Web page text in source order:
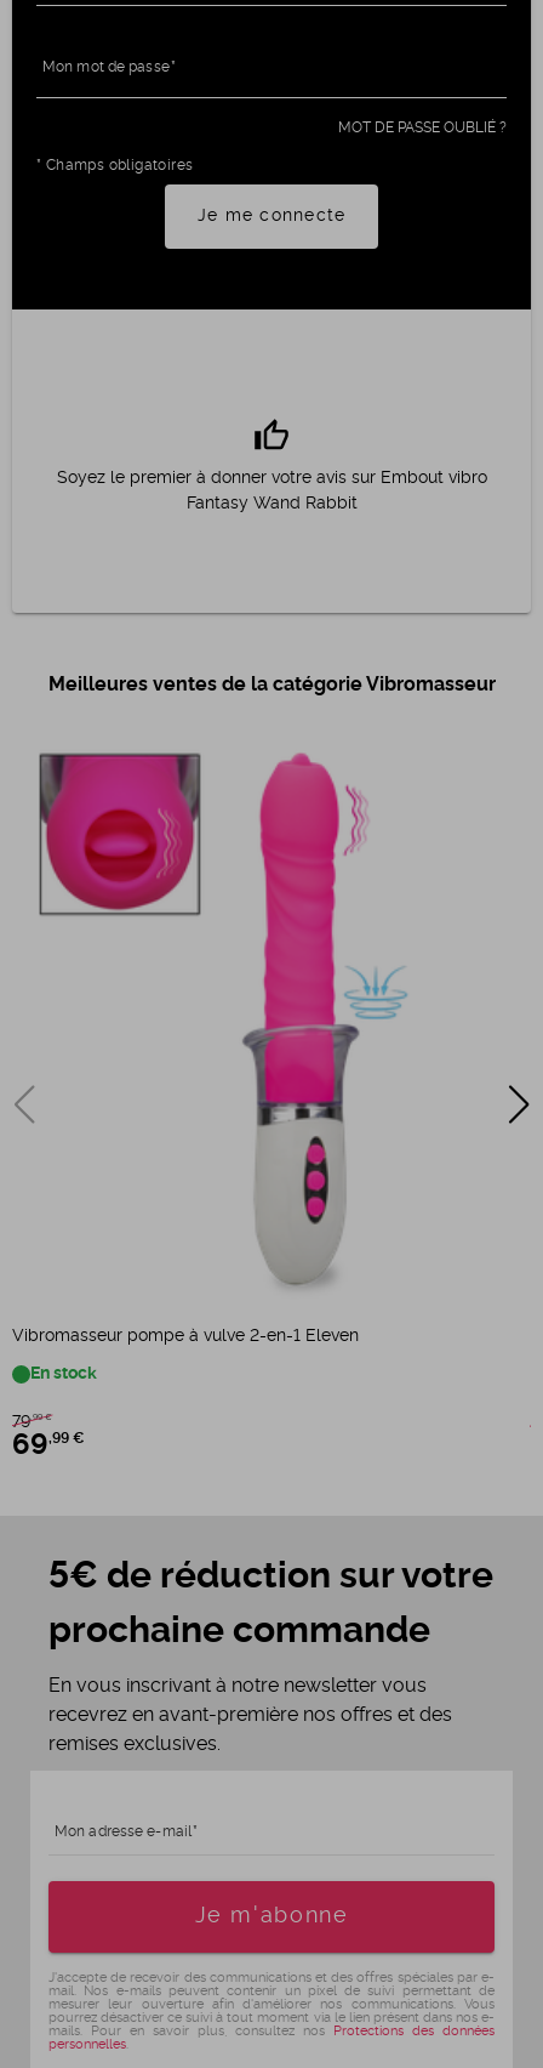
* Champs obligatoires
Mon mot de passe
MOT DE PASSE OUBLIÉ ?
Je me connecte
thumb_up
Soyez le premier à donner votre avis sur Embout vibro
Fantasy Wand Rabbit
Meilleures ventes de la catégorie Vibromasseur
Vibromasseur pompe à vulve 2-en-1 Eleven
En stock
79 ,99 €
69,99 €
5€ de réduction sur votre
prochaine commande
En vous inscrivant à notre newsletter vous
recevrez en avant-première nos offres et des
remises exclusives.
Mon adresse e-mail
Je m'abonne
J'accepte de recevoir des communications et des offres spéciales par e-
mail. Nos e-mails peuvent contenir un pixel de suivi permettant de
mesurer leur ouverture afin d'améliorer nos communications. Vous
pourrez désactiver ce suivi à tout moment via le lien présent dans nos e-
mails. Pour en savoir plus, consultez nos Protections des données
personnelles